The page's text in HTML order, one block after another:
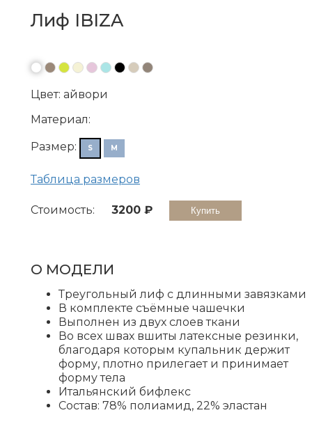
Лиф IBIZA
● ● ● ● ● ● ● ●
●
Цвет: айвори
Материал:
Размер: S M
Таблица размеров
Стоимость: 3200
О МОДЕЛИ
Треугольный лиф с длинными завязками
В комплекте съёмные чашечки
Выполнен из двух слоев ткани
Во всех швах вшиты латексные резинки,
благодаря которым купальник держит
форму, плотно прилегает и принимает
форму тела
Итальянский бифлекс
Состав: 78% полиамид, 22% эластан